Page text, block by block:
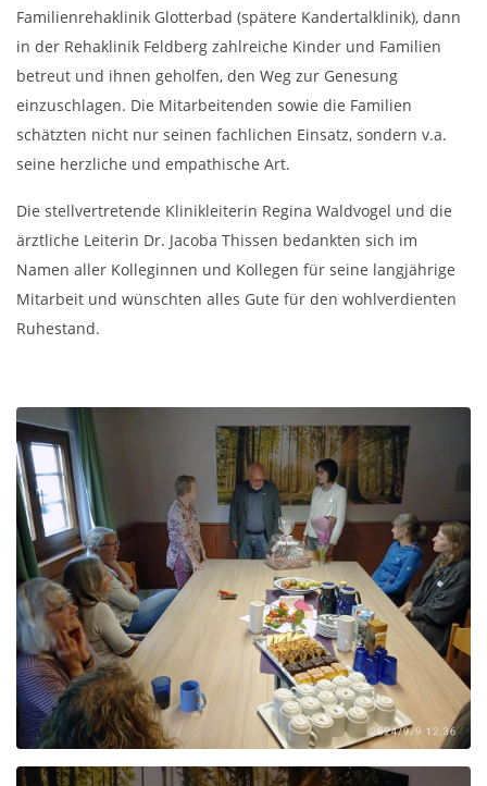
Familienrehaklinik Glotterbad (spätere Kandertalklinik), dann
in der Rehaklinik Feldberg zahlreiche Kinder und Familien
betreut und ihnen geholfen, den Weg zur Genesung
einzuschlagen. Die Mitarbeitenden sowie die Familien
schätzten nicht nur seinen fachlichen Einsatz, sondern v.a.
seine herzliche und empathische Art.
Die stellvertretende Klinikleiterin Regina Waldvogel und die
ärztliche Leiterin Dr. Jacoba Thissen bedankten sich im
Namen aller Kolleginnen und Kollegen für seine langjährige
Mitarbeit und wünschten alles Gute für den wohlverdienten
Ruhestand.